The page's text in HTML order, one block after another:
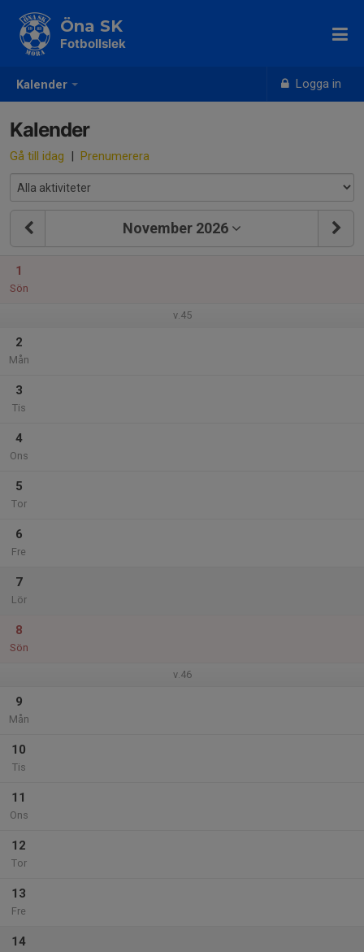
Kalender Logga in
Öna SK
Fotbollslek
Kalender
Gå till idag | Prenumerera
November 2026
1
Sön
v.45
2
Mån
3
Tis
4
Ons
5
Tor
6
Fre
7
Lör
8
Sön
v.46
9
Mån
10
Tis
11
Ons
12
Tor
13
Fre
14